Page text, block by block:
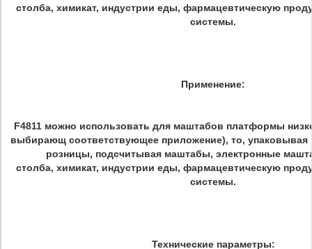
столба, химикат, индустрии еды, фармацевтическую
системы.
Применение:
F4811 можно использовать для маштабов платформы
выбирающ соответствующее приложение), то,
розницы, подсчитывая маштабы, электронные
столба, химикат, индустрии еды, фармацевтическую
системы.
Технические параметры: